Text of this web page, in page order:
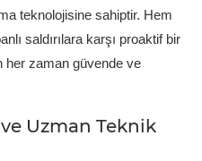
teknolojisine sahiptir. Hem
saldırılara karşı proaktif bir
her zaman güvende ve
Uzman Teknik